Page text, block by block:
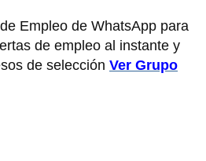
Empleo de WhatsApp para
de empleo al instante y
de selección Ver Grupo